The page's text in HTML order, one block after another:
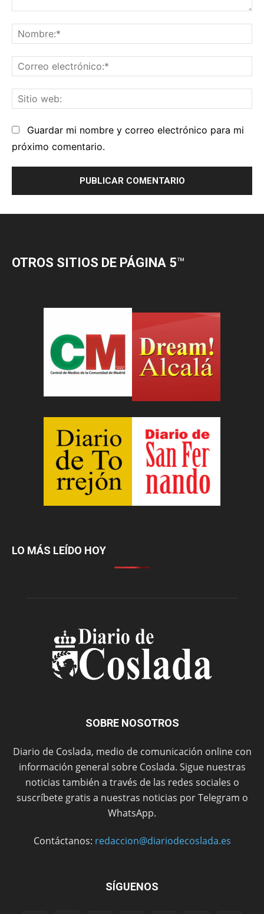
OTROS SITIOS DE PÁGINA 5™
LO MÁS LEÍDO HOY
SOBRE NOSOTROS
Diario de Coslada, medio de comunicación online con
información general sobre Coslada. Sigue nuestras
noticias también a través de las redes sociales o
suscríbete gratis a nuestras noticias por Telegram o
WhatsApp.
Contáctanos: redaccion@diariodecoslada.es
SÍGUENOS